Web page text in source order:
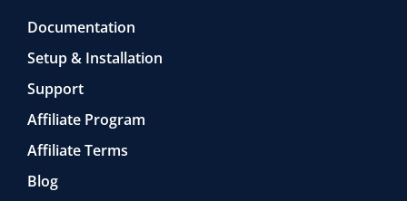
Documentation
Setup & Installation
Support
Affiliate Program
Affiliate Terms
Blog